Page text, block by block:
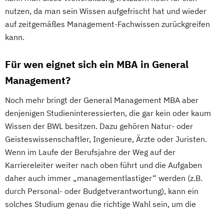
nutzen, da man sein Wissen aufgefrischt hat und wieder
auf zeitgemäßes Management-Fachwissen zurückgreifen
kann.
Für wen eignet sich ein MBA in General
Management?
Noch mehr bringt der General Management MBA aber
denjenigen Studieninteressierten, die gar kein oder kaum
Wissen der BWL besitzen. Dazu gehören Natur- oder
Geisteswissenschaftler, Ingenieure, Ärzte oder Juristen.
Wenn im Laufe der Berufsjahre der Weg auf der
Karriereleiter weiter nach oben führt und die Aufgaben
daher auch immer „managementlastiger“ werden (z.B.
durch Personal- oder Budgetverantwortung), kann ein
solches Studium genau die richtige Wahl sein, um die